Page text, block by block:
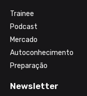
Trainee
Podcast
Mercado
Autoconhecimento
Preparação
Newsletter